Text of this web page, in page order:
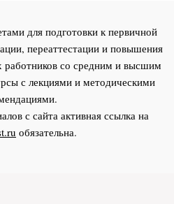
для подготовки к первичной
переаттестации и повышения
работников со средним и высшим
с лекциями и методическими
с сайта активная ссылка на
обязательна.